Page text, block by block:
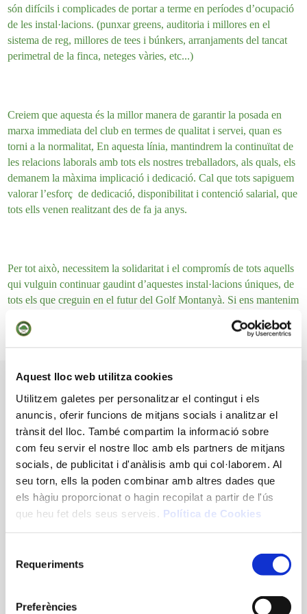
Aquest lloc web utilitza cookies
Utilitzem galetes per personalitzar el contingut i els
anuncis, oferir funcions de mitjans socials i analitzar el
trànsit del lloc. També compartim la informació sobre
com feu servir el nostre lloc amb els partners de mitjans
socials, de publicitat i d'anàlisis amb qui col·laborem. Al
seu torn, ells la poden combinar amb altres dades que
els hàgiu proporcionat o hagin recopilat a partir de l'ús
que heu fet dels seus serveis. Política de Cookies
Requeriments
Preferències
són difícils i complicades de portar a terme en períodes d’ocupació
de les instal·lacions. (punxar greens, auditoria i millores en el
sistema de reg, millores de tees i búnkers, arranjaments del tancat
perimetral de la finca, neteges vàries, etc...)
Creiem que aquesta és la millor manera de garantir la posada en
marxa immediata del club en termes de qualitat i servei, quan es
torni a la normalitat, En aquesta línia, mantindrem la continuïtat de
les relacions laborals amb tots els nostres treballadors, als quals, els
demanem la màxima implicació i dedicació. Cal que tots sapiguem
valorar l’esforç de dedicació, disponibilitat i contenció salarial, que
tots ells venen realitzant des de fa ja anys.
Per tot això, necessitem la solidaritat i el compromís de tots aquells
qui vulguin continuar gaudint d’aquestes instal·lacions úniques, de
tots els que creguin en el futur del Golf Montanyà. Si ens mantenim
tindrem una gran oportunitat per encarar un nou inici, reforçats i
amb les condicions que ens permetran seguir gaudint de tants bons
En aquest entorn tant complicat, us comuniquem que, si no ens
dieu el contrari, durant l’estat d’alarma us seguirem girant les
quotes mensuals de jugador. Aquests ingressos són essencials pels
objectius anteriorment explicats i per la nostra economia. Tingueu
per segur que des del Consell d’Administració de la societat,
valorarem molt el vostre compromís i el que significa, i des d’ara
mateix, estem estudiant fórmules per gratificar-vos-el quan tot torni
a la normalitat, que esperem sigui ben aviat.
personals, hagi d’actuar d’una altra manera. Preguem ens ho